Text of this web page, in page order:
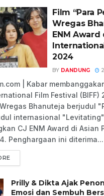
Film “Para
Wregas
ENM Award
2024
BY DANDUNG
| Kabar
Film Festival (BIFF)
Bhanuteja berjudul
internasional
CJ ENM Award di Asian
Penghargaan ini diterima...
Prilly & Dikta Ajak
Emosi dan Sembuh